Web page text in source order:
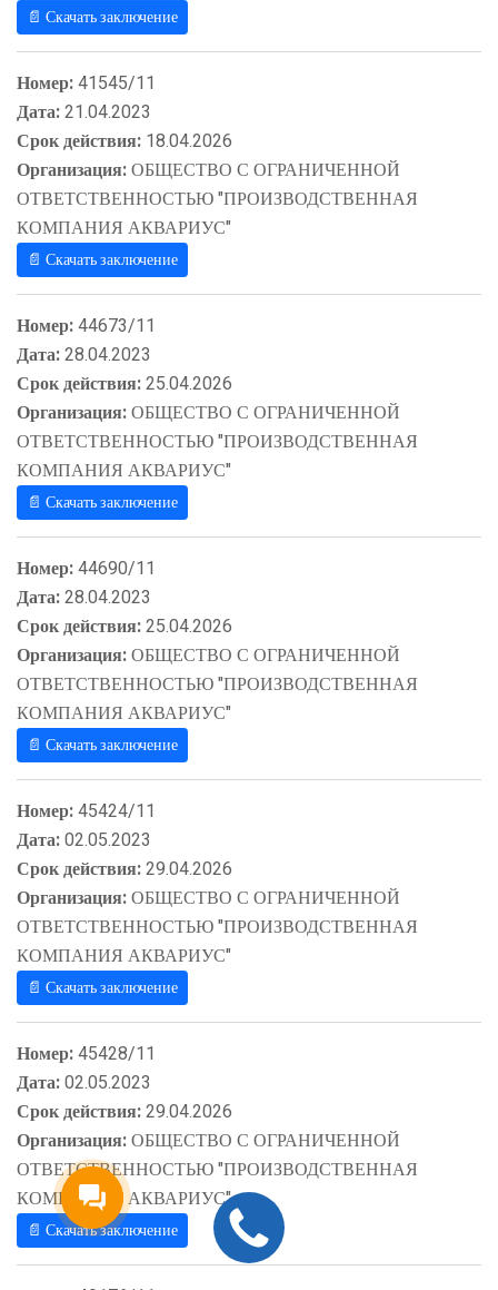
📄 Скачать заключение
Номер:41545/11
Дата:21.04.2023
Срок действия: 18.04.2026
Организация:ОБЩЕСТВО С ОГРАНИЧЕННОЙ
ОТВЕТСТВЕННОСТЬЮ "ПРОИЗВОДСТВЕННАЯ
КОМПАНИЯ АКВАРИУС"
📄 Скачать заключение
Номер:44673/11
Дата:28.04.2023
Срок действия:25.04.2026
Организация:ОБЩЕСТВО С ОГРАНИЧЕННОЙ
ОТВЕТСТВЕННОСТЬЮ "ПРОИЗВОДСТВЕННАЯ
КОМПАНИЯ АКВАРИУС"
📄 Скачать заключение
Номер:44690/11
Дата:28.04.2023
Срок действия:25.04.2026
Организация:ОБЩЕСТВО С ОГРАНИЧЕННОЙ
ОТВЕТСТВЕННОСТЬЮ "ПРОИЗВОДСТВЕННАЯ
КОМПАНИЯ АКВАРИУС"
📄 Скачать заключение
Номер:45424/11
Дата:02.05.2023
Срок действия:29.04.2026
Организация:ОБЩЕСТВО С ОГРАНИЧЕННОЙ
ОТВЕТСТВЕННОСТЬЮ "ПРОИЗВОДСТВЕННАЯ
КОМПАНИЯ АКВАРИУС"
📄 Скачать заключение
Номер:45428/11
Дата:02.05.2023
Срок действия:29.04.2026
Организация:ОБЩЕСТВО С ОГРАНИЧЕННОЙ
ОТВЕТСТВЕННОСТЬЮ "ПРОИЗВОДСТВЕННАЯ
КОМПАНИЯ АКВАРИУС"
📄 Скачать заключение